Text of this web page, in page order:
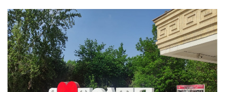
в
и
г
ц
и
ю